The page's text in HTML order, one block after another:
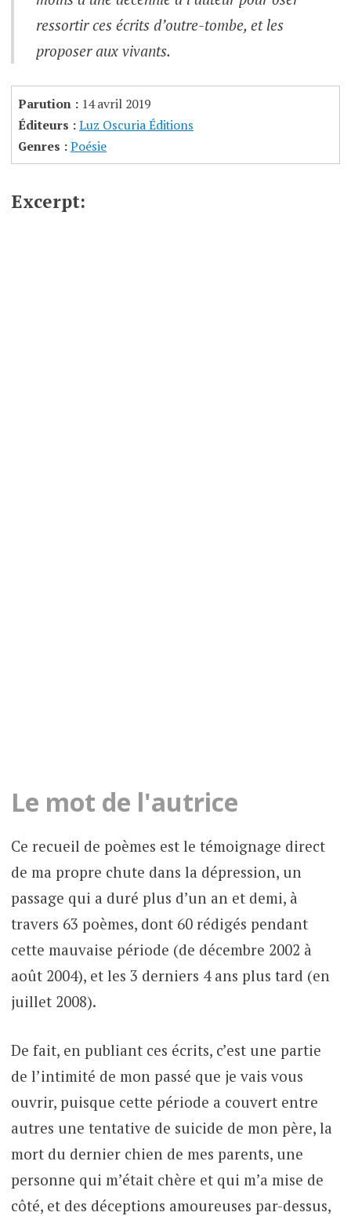
ressortir ces écrits d’outre-tombe, et les
proposer aux vivants.
Parution : 14 avril 2019
Éditeurs :Luz Oscuria Éditions
Genres :Poésie
Excerpt:
Le mot de l'autrice
Ce recueil de poèmes est le témoignage direct
de ma propre chute dans la dépression, un
passage qui a duré plus d’un an et demi, à
travers 63 poèmes, dont 60 rédigés pendant
cette mauvaise période (de décembre 2002 à
août 2004), et les 3 derniers 4 ans plus tard (en
juillet 2008).
De fait, en publiant ces écrits, c’est une partie
de l’intimité de mon passé que je vais vous
ouvrir, puisque cette période a couvert entre
autres une tentative de suicide de mon père, la
mort du dernier chien de mes parents, une
personne qui m’était chère et qui m’a mise de
côté, et des déceptions amoureuses par-dessus,